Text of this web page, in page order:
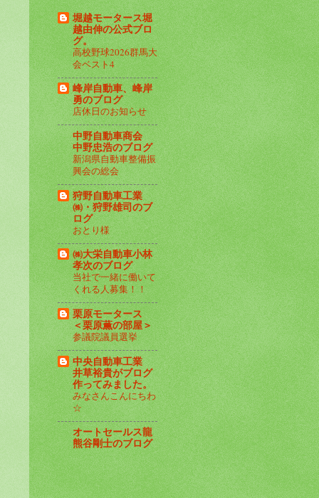
堀越モータース堀
越由伸の公式ブロ
グ。
高校野球2026群馬大
会ベスト4
峰岸自動車、峰岸
勇のブログ
店休日のお知らせ
中野自動車商会
中野忠浩のブログ
新潟県自動車整備振
興会の総会
狩野自動車工業
㈱・狩野雄司のブ
ログ
おとり様
㈱大栄自動車小林
孝次のブログ
当社で一緒に働いて
くれる人募集！！
栗原モータース
＜栗原薫の部屋＞
参議院議員選挙
中央自動車工業
井草裕貴がブログ
作ってみました。
みなさんこんにちわ
☆
オートセールス龍
熊谷剛士のブログ